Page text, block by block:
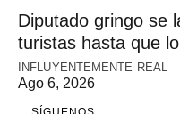
Diputado gringo se
turistas hasta que
INFLUYENTEMENTE REAL
Ago 6, 2026